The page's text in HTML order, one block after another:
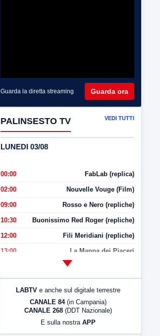
Guarda la diretta streaming Guarda ora
PALINSESTO TV VEDI TUTTI
LUNEDI 03/08
00:00 FabLab (replica)
02:00 Nouvelle Vouge (Film)
09:00 Rosso e Nero (repliche)
10:30 Buonissimo Red Roger (repliche)
12:00 Fili Meridiani (repliche)
13:00 La Mappa dei Piaceri
LabNews (Diretta)
LABTV e anche sul digitale terrestre
CANALE 84 (in Campania)
CANALE 268 (DDT Nazionale)
E sulla nostra APP